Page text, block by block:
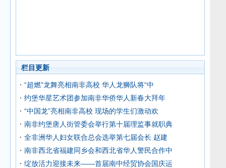
栏目更新
“超燃”龙舞亮相南非高校 华人龙狮队将“中
约堡华星艺术团参加南非华侨华人新春大拜年
“中国龙”亮相南非高校 现场的学生们激动欢
南非约堡唐人街管委会举行第十届理监事就职典
全非洲华人妇女联合总会选举第七届会长 赵建
南非西北省福建同乡会和西北省华人警民合作中
绽放活力迎接未来——首届南中经贸协会国庆运